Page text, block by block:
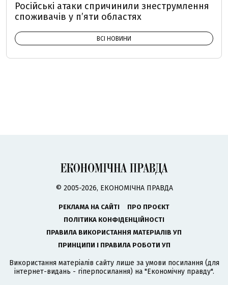
Російські атаки спричинили знеструмлення
споживачів у п’яти областях
ВСІ НОВИНИ
© 2005-2026, ЕКОНОМІЧНА ПРАВДА
РЕКЛАМА НА САЙТІ
ПРО ПРОЄКТ
ПОЛІТИКА КОНФІДЕНЦІЙНОСТІ
ПРАВИЛА ВИКОРИСТАННЯ МАТЕРІАЛІВ УП
ПРИНЦИПИ І ПРАВИЛА РОБОТИ УП
Використання матеріалів сайту лише за умови посилання (для
інтернет-видань - гіперпосилання) на "Економічну правду".